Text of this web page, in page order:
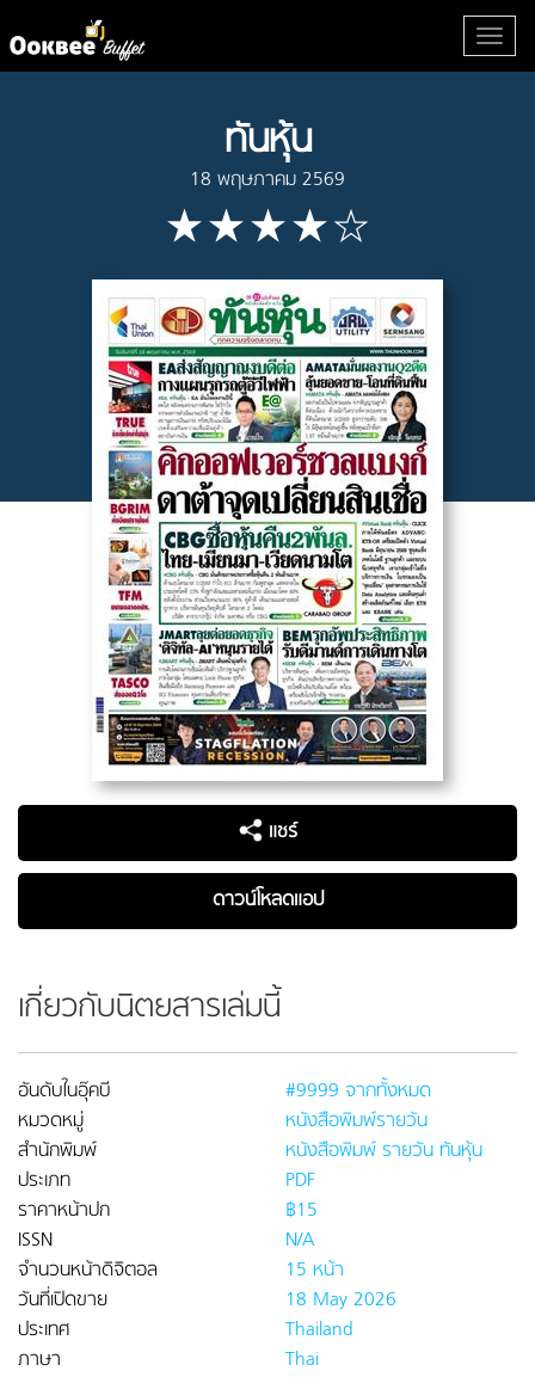
ทันหุ้น
18 พฤษภาคม 2569
แชร์
ดาวน์โหลดแอป
เกี่ยวกับนิตยสารเล่มนี้
อันดับในอุ๊คบี
#9999 จากทั้งหมด
หมวดหมู่
หนังสือพิมพ์รายวัน
สำนักพิมพ์
หนังสือพิมพ์ รายวัน ทันหุ้น
ประเภท
PDF
ราคาหน้าปก
฿15
ISSN
N/A
จำนวนหน้าดิจิตอล
15 หน้า
วันที่เปิดขาย
18 May 2026
ประเทศ
Thailand
ภาษา
Thai